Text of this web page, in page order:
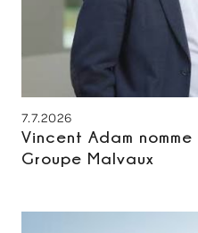
7.7.2026
Vincent Adam
Groupe Malvaux